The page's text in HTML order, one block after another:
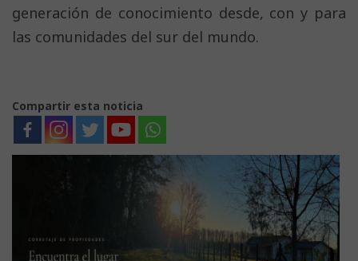
generación de conocimiento desde, con y para
las comunidades del sur del mundo.
Compartir esta noticia